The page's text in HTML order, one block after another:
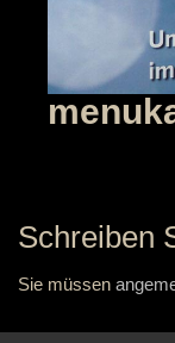
Schreiben
Sie müssen